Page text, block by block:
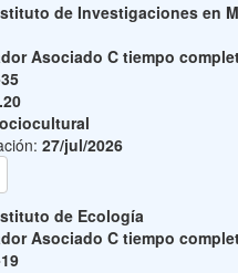
de Investigaciones en
Asociado C tiempo
27/jul/2026
de Ecología
Asociado C tiempo